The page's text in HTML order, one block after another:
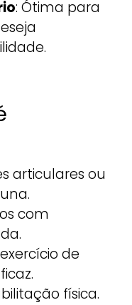
: Ótima para
articulares ou
com
de
física.